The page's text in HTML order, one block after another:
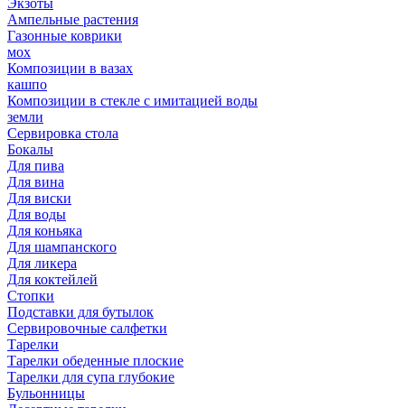
Экзоты
Ампельные растения
Газонные коврики
мох
Композиции в вазах
кашпо
Композиции в стекле с имитацией воды
земли
Сервировка стола
Бокалы
Для пива
Для вина
Для виски
Для воды
Для коньяка
Для шампанского
Для ликера
Для коктейлей
Стопки
Подставки для бутылок
Сервировочные салфетки
Тарелки
Тарелки обеденные плоские
Тарелки для супа глубокие
Бульонницы